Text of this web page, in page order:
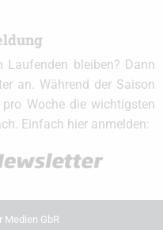
bleiben? Dann
an. Während der Saison
Woche die wichtigsten
Einfach hier anmelden:
Medien GbR